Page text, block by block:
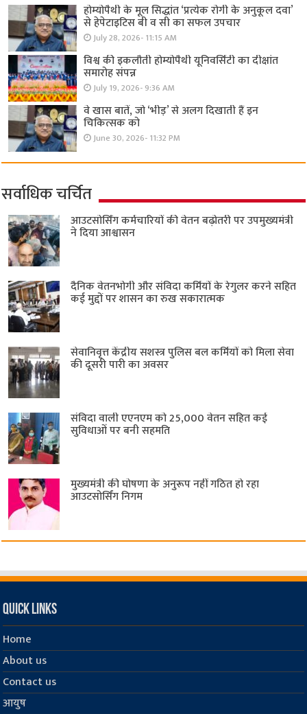
होम्योपैथी के मूल सिद्धांत ‘प्रत्येक रोगी केे अनुकूल दवा’
से हेपेटाइटिस बी व सी का सफल उपचार
July 28, 2026- 11:15 AM
विश्व की इकलौती होम्योपैथी यूनिवर्सिटी का दीक्षांत
समारोह संपन्न
July 19, 2026- 9:36 AM
वे खास बातें, जो ‘भीड़’ से अलग दिखाती हैं इन
चिकित्सक को
June 30, 2026- 11:32 PM
सर्वाधिक चर्चित
आउटसोर्सिंग कर्मचारियों की वेतन बढ़ोतरी पर उपमुख्यमंत्री
ने दिया आश्वासन
दैनिक वेतनभोगी और संविदा कर्मियों के रेगुलर करने सहित
कई मुद्दों पर शासन का रुख सकारात्मक
सेवानिवृत्त केंद्रीय सशस्त्र पुलिस बल ​कर्मियों को मिला सेवा
की दूसरी पारी का अवसर
संविदा वाली एएनएम को 25,000 वेतन सहित कई
सुविधाओं पर बनी सहमति
मुख्यमंत्री की घोषणा के अनुरूप नहीं गठित हो रहा
आउटसोर्सिंग निगम
Quick Links
Home
About us
Contact us
आयुष